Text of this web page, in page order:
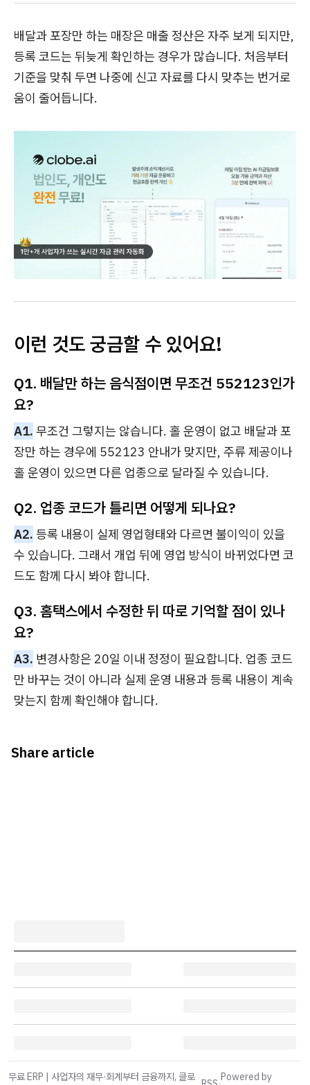
배달과 포장만 하는 매장은 매출 정산은 자주 보게 되지만,
등록 코드는 뒤늦게 확인하는 경우가 많습니다. 처음부터
기준을 맞춰 두면 나중에 신고 자료를 다시 맞추는 번거로
움이 줄어듭니다.
이런 것도 궁금할 수 있어요!
Q1. 배달만 하는 음식점이면 무조건 552123인가
요?
A1. 무조건 그렇지는 않습니다. 홀 운영이 없고 배달과 포
장만 하는 경우에 552123 안내가 맞지만, 주류 제공이나
홀 운영이 있으면 다른 업종으로 달라질 수 있습니다.
Q2. 업종 코드가 틀리면 어떻게 되나요?
A2. 등록 내용이 실제 영업형태와 다르면 불이익이 있을
수 있습니다. 그래서 개업 뒤에 영업 방식이 바뀌었다면 코
드도 함께 다시 봐야 합니다.
Q3. 홈택스에서 수정한 뒤 따로 기억할 점이 있나
요?
A3. 변경사항은 20일 이내 정정이 필요합니다. 업종 코드
만 바꾸는 것이 아니라 실제 운영 내용과 등록 내용이 계속
맞는지 함께 확인해야 합니다.
Share article
무료 ERP | 사업자의 재무·회계부터 금융까지, 클로
Powered by